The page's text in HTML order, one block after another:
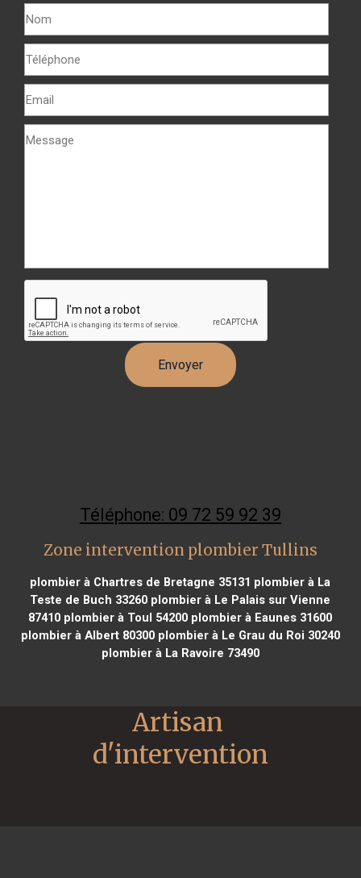
Téléphone: 09 72 59 92 39
Zone intervention plombier Tullins
plombier à Chartres de Bretagne 35131 plombier à La
Teste de Buch 33260 plombier à Le Palais sur Vienne
87410 plombier à Toul 54200 plombier à Eaunes 31600
plombier à Albert 80300plombier à Le Grau du Roi 30240
plombier à La Ravoire 73490
Artisan
d'intervention